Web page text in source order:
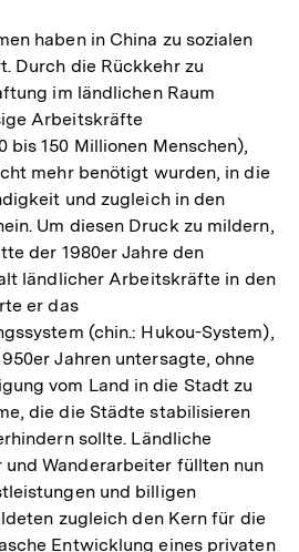
haben in China zu sozialen
Durch die Rückkehr zu
im ländlichen Raum
Arbeitskräfte
bis 150 Millionen Menschen),
mehr benötigt wurden, in die
und zugleich in den
Um diesen Druck zu mildern,
der 1980er Jahre den
ländlicher Arbeitskräfte in den
er das
(chin.: Hukou-System),
Jahren untersagte, ohne
vom Land in die Stadt zu
die die Städte stabilisieren
sollte. Ländliche
Wanderarbeiter füllten nun
und billigen
zugleich den Kern für die
Entwicklung eines privaten